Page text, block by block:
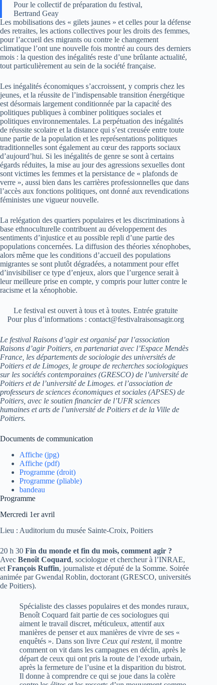
Pour le collectif de préparation du festival,
Bertrand Geay
Les mobilisations des « gilets jaunes » et celles pour la défense
des retraites, les actions collectives pour les droits des femmes,
pour l’accueil des migrants ou contre le changement
climatique l’ont une nouvelle fois montré au cours des derniers
mois : la question des inégalités reste d’une brûlante actualité,
tout particulièrement au sein de la société française.
Les inégalités économiques s’accroissent, y compris chez les
jeunes, et la réussite de l’indispensable transition énergétique
est désormais largement conditionnée par la capacité des
politiques publiques à combiner politiques sociales et
politiques environnementales. La perpétuation des inégalités
de réussite scolaire et la distance qui s’est creusée entre toute
une partie de la population et les représentations politiques
traditionnelles sont également au cœur des rapports sociaux
d’aujourd’hui. Si les inégalités de genre se sont à certains
égards réduites, la mise au jour des agressions sexuelles dont
sont victimes les femmes et la persistance de « plafonds de
verre », aussi bien dans les carrières professionnelles que dans
l’accès aux fonctions politiques, ont donné aux revendications
féministes une vigueur nouvelle.
La relégation des quartiers populaires et les discriminations à
base ethnoculturelle contribuent au développement des
sentiments d’injustice et au possible repli d’une partie des
populations concernées. La diffusion des théories xénophobes,
alors même que les conditions d’accueil des populations
migrantes se sont plutôt dégradées, a notamment pour effet
d’invisibiliser ce type d’enjeux, alors que l’urgence serait à
leur meilleure prise en compte, y compris pour lutter contre le
racisme et la xénophobie.
Le festival est ouvert à tous et à toutes. Entrée gratuite
Pour plus d’informations : contact@festivalraisonsagir.org
Le festival Raisons d’agir est organisé par l’association
Raisons d’agir Poitiers, en partenariat avec l’Espace Mendès
France, les départements de sociologie des universités de
Poitiers et de Limoges, le groupe de recherches sociologiques
sur les sociétés contemporaines (GRESCO) de l’université de
Poitiers et de l’université de Limoges. et l’association de
professeurs de sciences économiques et sociales (APSES) de
Poitiers, avec le soutien financier de l’UFR sciences
humaines et arts de l’université de Poitiers et de la Ville de
Poitiers.
Documents de communication
Affiche (jpg)
Affiche (pdf)
Programme (droit)
Programme (pliable)
bandeau
Programme
Mercredi 1er avril
Lieu : Auditorium du musée Sainte-Croix, Poitiers
20 h 30 Fin du monde et fin du mois, comment agir ?
Avec Benoît Coquard, sociologue et chercheur à l’INRAE,
et François Ruffin, journaliste et député de la Somme. Soirée
animée par Gwendal Roblin, doctorant (GRESCO, universités
de Poitiers).
Spécialiste des classes populaires et des mondes ruraux,
Benoît Coquard fait partie de ces sociologues qui
aiment le travail discret, méticuleux, attentif aux
manières de penser et aux manières de vivre de ses «
enquêtés ». Dans son livre Ceux qui restent, il montre
comment on vit dans les campagnes en déclin, après le
départ de ceux qui ont pris la route de l’exode urbain,
après la fermeture de l’usine et la disparition du bistrot.
Il donne à comprendre ce qui se joue dans la colère